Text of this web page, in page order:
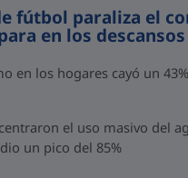
fútbol paraliza el
en los descansos
en los hogares cayó un
el uso masivo del
un pico del 85%